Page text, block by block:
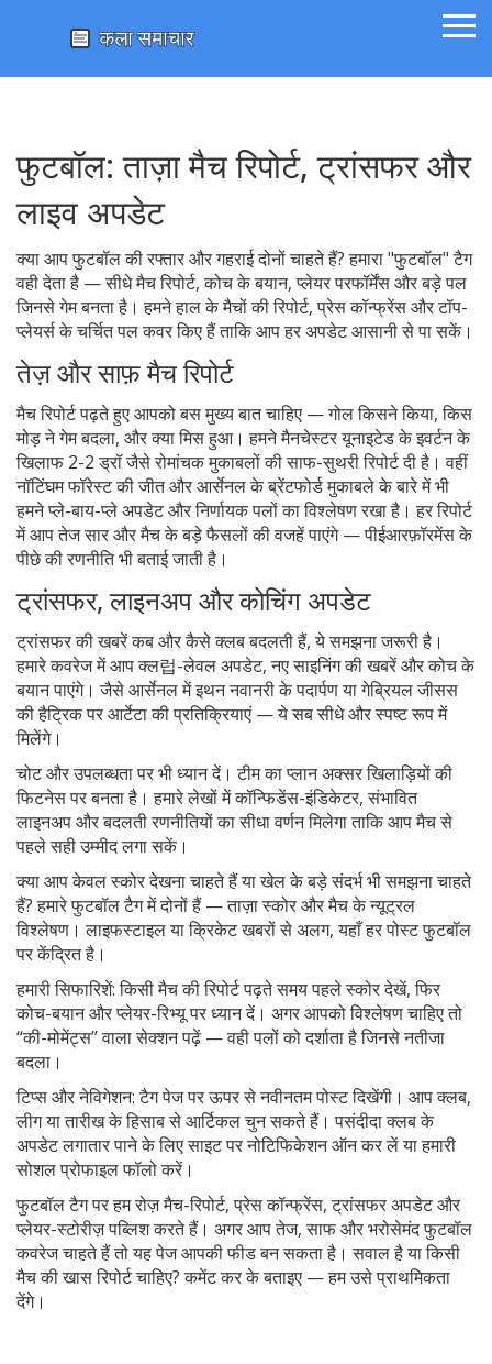
फुटबॉल: ताज़ा मैच रिपोर्ट, ट्रांसफर और
लाइव अपडेट
क्या आप फुटबॉल की रफ्तार और गहराई दोनों चाहते हैं? हमारा "फुटबॉल" टैग
वही देता है — सीधे मैच रिपोर्ट, कोच के बयान, प्लेयर परफॉर्मेंस और बड़े पल
जिनसे गेम बनता है। हमने हाल के मैचों की रिपोर्ट, प्रेस कॉन्फ्रेंस और टॉप-
प्लेयर्स के चर्चित पल कवर किए हैं ताकि आप हर अपडेट आसानी से पा सकें।
तेज़ और साफ़ मैच रिपोर्ट
मैच रिपोर्ट पढ़ते हुए आपको बस मुख्य बात चाहिए — गोल किसने किया, किस
मोड़ ने गेम बदला, और क्या मिस हुआ। हमने मैनचेस्टर यूनाइटेड के इवर्टन के
खिलाफ 2-2 ड्रॉ जैसे रोमांचक मुकाबलों की साफ-सुथरी रिपोर्ट दी है। वहीं
नॉटिंघम फॉरेस्ट की जीत और आर्सेनल के ब्रेंटफोर्ड मुकाबले के बारे में भी
हमने प्ले-बाय-प्ले अपडेट और निर्णायक पलों का विश्लेषण रखा है। हर रिपोर्ट
में आप तेज सार और मैच के बड़े फैसलों की वजहें पाएंगे — पीईआरफ़ॉरमेंस के
पीछे की रणनीति भी बताई जाती है।
ट्रांसफर, लाइनअप और कोचिंग अपडेट
ट्रांसफर की खबरें कब और कैसे क्लब बदलती हैं, ये समझना जरूरी है।
हमारे कवरेज में आप क्ल럽-लेवल अपडेट, नए साइनिंग की खबरें और कोच के
बयान पाएंगे। जैसे आर्सेनल में इथन नवानरी के पदार्पण या गेब्रियल जीसस
की हैट्रिक पर आर्टेटा की प्रतिक्रियाएं — ये सब सीधे और स्पष्ट रूप में
मिलेंगे।
चोट और उपलब्धता पर भी ध्यान दें। टीम का प्लान अक्सर खिलाड़ियों की
फिटनेस पर बनता है। हमारे लेखों में कॉन्फिडेंस-इंडिकेटर, संभावित
लाइनअप और बदलती रणनीतियों का सीधा वर्णन मिलेगा ताकि आप मैच से
पहले सही उम्मीद लगा सकें।
क्या आप केवल स्कोर देखना चाहते हैं या खेल के बड़े संदर्भ भी समझना चाहते
हैं? हमारे फुटबॉल टैग में दोनों हैं — ताज़ा स्कोर और मैच के न्यूट्रल
विश्लेषण। लाइफस्टाइल या क्रिकेट खबरों से अलग, यहाँ हर पोस्ट फुटबॉल
पर केंद्रित है।
हमारी सिफारिशें: किसी मैच की रिपोर्ट पढ़ते समय पहले स्कोर देखें, फिर
कोच-बयान और प्लेयर-रिभ्यू पर ध्यान दें। अगर आपको विश्लेषण चाहिए तो
‘‘की-मोमेंट्स’’ वाला सेक्शन पढ़ें — वही पलों को दर्शाता है जिनसे नतीजा
बदला।
टिप्स और नेविगेशन: टैग पेज पर ऊपर से नवीनतम पोस्ट दिखेंगी। आप क्लब,
लीग या तारीख के हिसाब से आर्टिकल चुन सकते हैं। पसंदीदा क्लब के
अपडेट लगातार पाने के लिए साइट पर नोटिफिकेशन ऑन कर लें या हमारी
सोशल प्रोफाइल फॉलो करें।
फुटबॉल टैग पर हम रोज़ मैच-रिपोर्ट, प्रेस कॉन्फ्रेंस, ट्रांसफर अपडेट और
प्लेयर-स्टोरीज़ पब्लिश करते हैं। अगर आप तेज, साफ और भरोसेमंद फुटबॉल
कवरेज चाहते हैं तो यह पेज आपकी फीड बन सकता है। सवाल है या किसी
मैच की खास रिपोर्ट चाहिए? कमेंट कर के बताइए — हम उसे प्राथमिकता
देंगे।